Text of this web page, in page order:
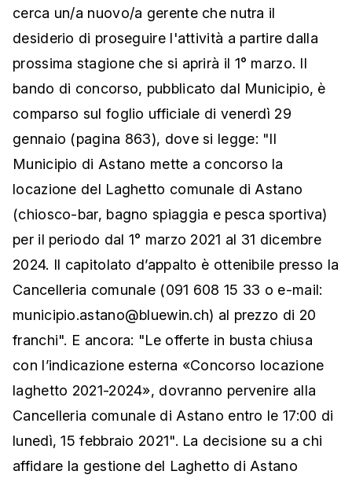
cerca un/a nuovo/a gerente che nutra il
desiderio di proseguire l'attività a partire dalla
prossima stagione che si aprirà il 1° marzo. Il
bando di concorso, pubblicato dal Municipio, è
comparso sul foglio ufficiale di venerdì 29
gennaio (pagina 863), dove si legge: "Il
Municipio di Astano mette a concorso la
locazione del Laghetto comunale di Astano
(chiosco-bar, bagno spiaggia e pesca sportiva)
per il periodo dal 1° marzo 2021 al 31 dicembre
2024. Il capitolato d’appalto è ottenibile presso la
Cancelleria comunale (091 608 15 33 o e-mail:
municipio.astano@bluewin.ch) al prezzo di 20
franchi". E ancora: "Le offerte in busta chiusa
con l’indicazione esterna «Concorso locazione
laghetto 2021-2024», dovranno pervenire alla
Cancelleria comunale di Astano entro le 17:00 di
lunedì, 15 febbraio 2021". La decisione su a chi
affidare la gestione del Laghetto di Astano